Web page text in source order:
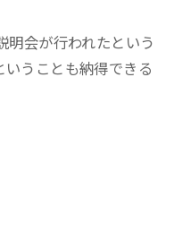
明会が行われたという
うことも納得できる